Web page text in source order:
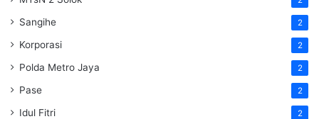
Sangihe 2
Korporasi 2
Polda Metro Jaya 2
Pase 2
Idul Fitri 2